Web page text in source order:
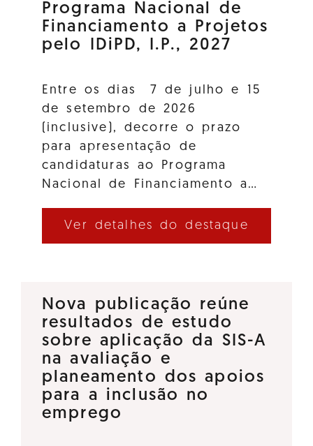
Programa Nacional de
Financiamento a Projetos
pelo IDiPD, I.P., 2027
Entre os dias 7 de julho e 15
de setembro de 2026
(inclusive), decorre o prazo
para apresentação de
candidaturas ao Programa
Nacional de Financiamento a…
Ver detalhes do destaque
Nova publicação reúne
resultados de estudo
sobre aplicação da SIS-A
na avaliação e
planeamento dos apoios
para a inclusão no
emprego